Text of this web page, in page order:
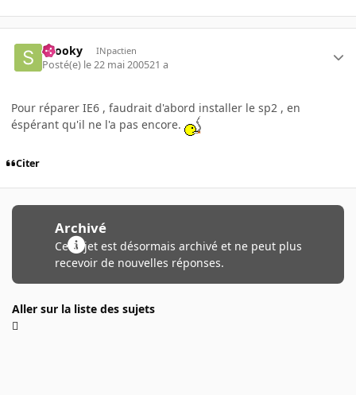
snooky INpactien
Posté(e) le 22 mai 200521 a
Pour réparer IE6 , faudrait d'abord installer le sp2 , en
éspérant qu'il ne l'a pas encore.
Citer
Archivé
Ce sujet est désormais archivé et ne peut plus
recevoir de nouvelles réponses.
Aller sur la liste des sujets